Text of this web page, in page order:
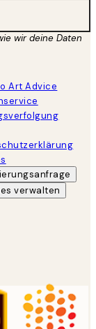
wir deine Daten
Art Advice
verwalten